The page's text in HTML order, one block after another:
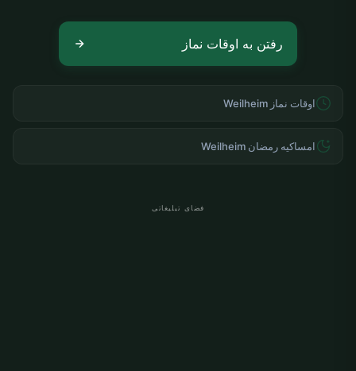
رفتن به اوقات نماز
اوقات نماز Weilheim
امساکیه رمضان Weilheim
فضای تبلیغاتی